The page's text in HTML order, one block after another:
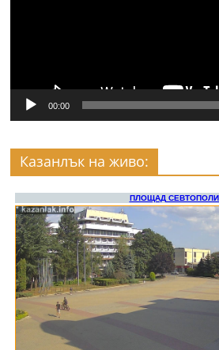
00:00
Казанлък на живо: